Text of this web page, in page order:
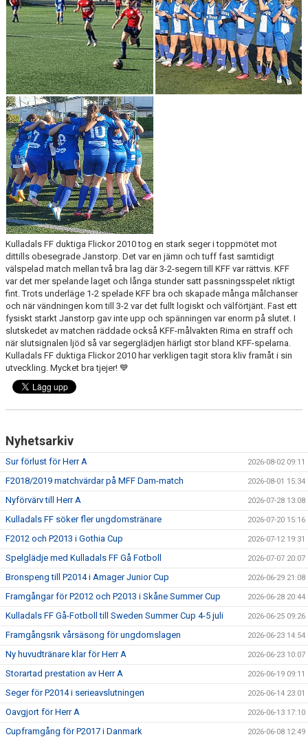
PROFILKLÄDER
KFF FACEBOOK
KFF INSTAGRAM
MEDLEM INTRESSEANMÄLAN
Kulladals FF duktiga Flickor 2010 tog en stark seger i toppmötet mot
dittills obesegrade Janstorp. Det var en jämn och tuff fast samtidigt
välspelad match mellan två bra lag där 3-2-segern till KFF var rättvis. KFF
var det mer spelande laget och långa stunder satt passningsspelet riktigt
fint. Trots underläge 1-2 spelade KFF bra och skapade många målchanser
och när vändningen kom till 3-2 var det fullt logiskt och välförtjänt. Fast ett
fysiskt starkt Janstorp gav inte upp och spänningen var enorm på slutet. I
slutskedet av matchen räddade också KFF-målvakten Rima en straff och
när slutsignalen ljöd så var segerglädjen härligt stor bland KFF-spelarna.
Kulladals FF duktiga Flickor 2010 har verkligen tagit stora kliv framåt i sin
utveckling. Mycket bra tjejer! 💙
Nyhetsarkiv
Sur förlust för Herr A 2026-08-02 09:11
F2018/2019 matchvärdar på MFF Dam-match 2026-08-01 15:34
Nyförvärv till Herr A 2026-07-28 13:08
Kulladals FF söker fler ungdomstränare 2026-07-20 15:16
F2012 och P2013 i Gothia Cup 2026-07-12 19:31
Spelglädje med Kulladals FF Gå Fotboll 2026-07-07 20:07
Bronspeng till P2014 i Amager Junior Cup 2026-06-29 21:08
Framgångar för P2012 och P2013 i Skåne Summer Cup 2026-06-28 20:44
Kulladals FF Gå-Fotboll till Sweden Summer Cup 4-5 juli 2026-06-25 09:26
Framgångsrik vårsäsong för ungdomslagen 2026-06-23 14:54
Ny huvudtränare klar för Herr A 2026-06-23 10:07
Storartad prestation av Herr A 2026-06-19 09:11
Seger för P2014 i serieavslutningen 2026-06-14 23:01
Oavgjort för Herr A 2026-06-13 17:10
Cupframgång för P2017 i Danmark 2026-06-08 12:49